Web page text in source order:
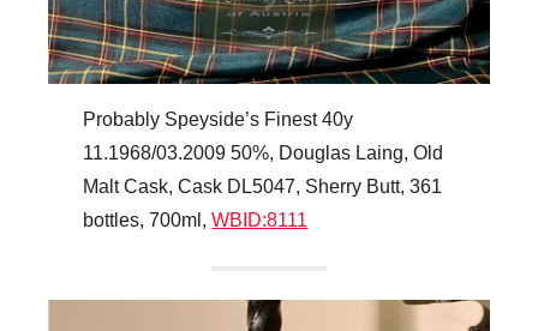
Probably Speyside’s Finest 40y
11.1968/03.2009 50%, Douglas Laing, Old
Malt Cask, Cask DL5047, Sherry Butt, 361
bottles, 700ml,WBID:8111